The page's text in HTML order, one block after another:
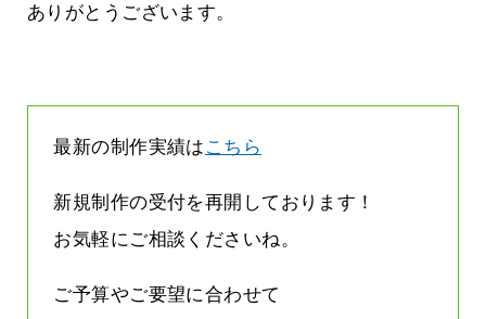
ありがとうございます。
最新の制作実績は こちら
新規制作の受付を再開しております！
お気軽にご相談くださいね。
ご予算やご要望に合わせて